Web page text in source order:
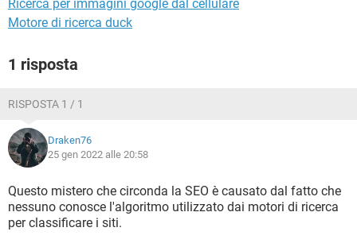
Ricerca per immagini google dal cellulare
Motore di ricerca duck
1 risposta
RISPOSTA 1 / 1
Draken76
25 gen 2022 alle 20:58
Questo mistero che circonda la SEO è causato dal fatto che
nessuno conosce l'algoritmo utilizzato dai motori di ricerca
per classificare i siti.